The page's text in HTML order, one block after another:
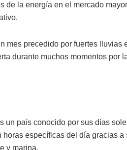
de la energía en el mercado
mes precedido por fuertes lluvias
durante muchos momentos por
un país conocido por sus días
específicas del día gracias a
y marina.